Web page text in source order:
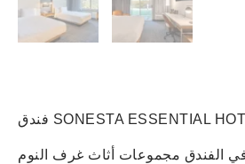
فندق SONESTA ESSENTIAL HOTEL ببساطة أثاث
الفندق مجموعات أثاث غرف النوم